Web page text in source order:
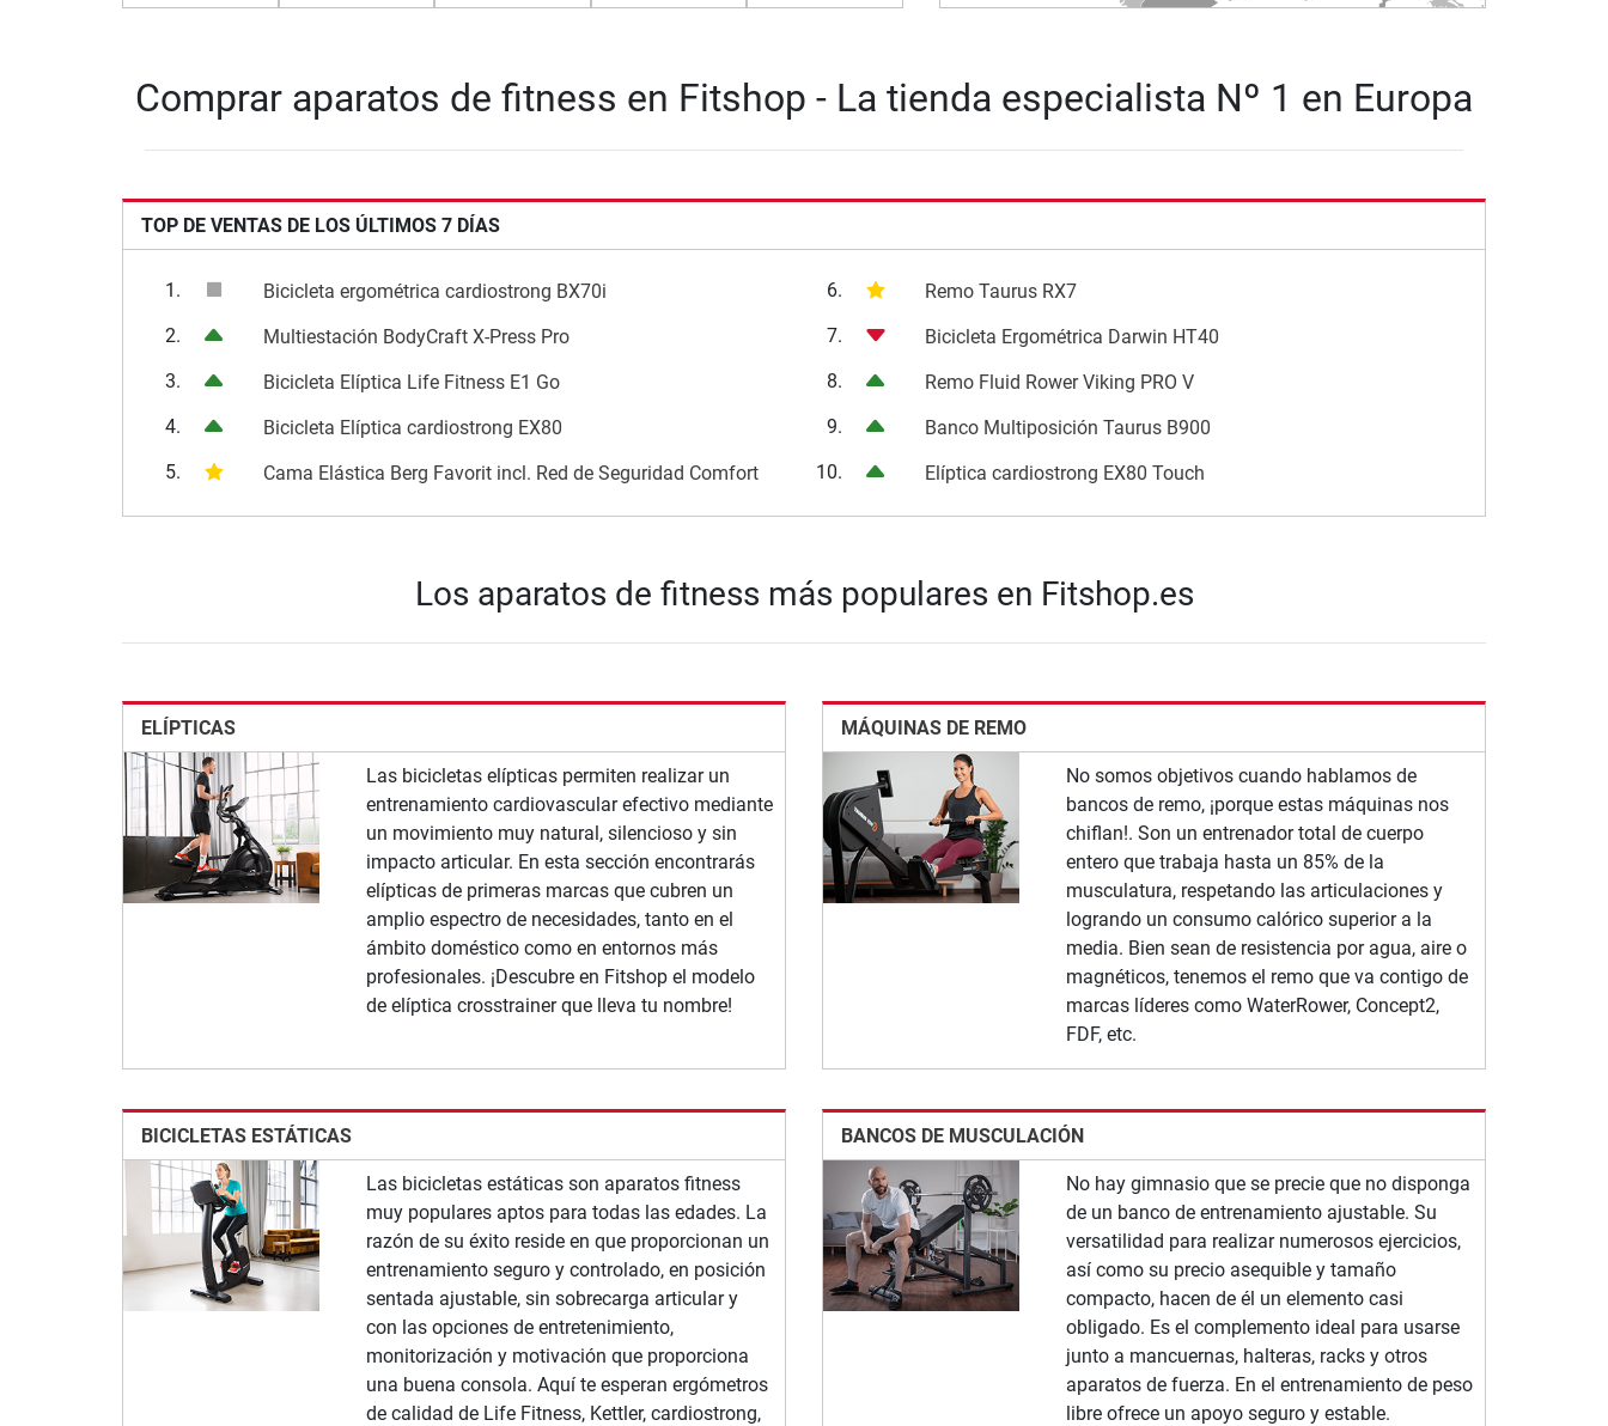
Comprar aparatos de fitness en Fitshop - La tienda especialista Nº 1 en Europa
TOP DE VENTAS DE LOS ÚLTIMOS 7 DÍAS
1.
Bicicleta ergométrica cardiostrong BX70i
2.
Multiestación BodyCraft X-Press Pro
3.
Bicicleta Elíptica Life Fitness E1 Go
4.
Bicicleta Elíptica cardiostrong EX80
5.
Cama Elástica Berg Favorit incl. Red de Seguridad Comfort
6.
Remo Taurus RX7
7.
Bicicleta Ergométrica Darwin HT40
8.
Remo Fluid Rower Viking PRO V
9.
Banco Multiposición Taurus B900
10.
Elíptica cardiostrong EX80 Touch
Los aparatos de fitness más populares en Fitshop.es
ELÍPTICAS
Las bicicletas elípticas permiten realizar un
entrenamiento cardiovascular efectivo mediante
un movimiento muy natural, silencioso y sin
impacto articular. En esta sección encontrarás
elípticas de primeras marcas que cubren un
amplio espectro de necesidades, tanto en el
ámbito doméstico como en entornos más
profesionales. ¡Descubre en Fitshop el modelo
de elíptica crosstrainer que lleva tu nombre!
MÁQUINAS DE REMO
No somos objetivos cuando hablamos de
bancos de remo, ¡porque estas máquinas nos
chiflan!. Son un entrenador total de cuerpo
entero que trabaja hasta un 85% de la
musculatura, respetando las articulaciones y
logrando un consumo calórico superior a la
media. Bien sean de resistencia por agua, aire o
magnéticos, tenemos el remo que va contigo de
marcas líderes como WaterRower, Concept2,
FDF, etc.
BICICLETAS ESTÁTICAS
Las bicicletas estáticas son aparatos fitness
muy populares aptos para todas las edades. La
razón de su éxito reside en que proporcionan un
entrenamiento seguro y controlado, en posición
sentada ajustable, sin sobrecarga articular y
con las opciones de entretenimiento,
monitorización y motivación que proporciona
una buena consola. Aquí te esperan ergómetros
de calidad de Life Fitness, Kettler, cardiostrong,
BANCOS DE MUSCULACIÓN
No hay gimnasio que se precie que no disponga
de un banco de entrenamiento ajustable. Su
versatilidad para realizar numerosos ejercicios,
así como su precio asequible y tamaño
compacto, hacen de él un elemento casi
obligado. Es el complemento ideal para usarse
junto a mancuernas, halteras, racks y otros
aparatos de fuerza. En el entrenamiento de peso
libre ofrece un apoyo seguro y estable.